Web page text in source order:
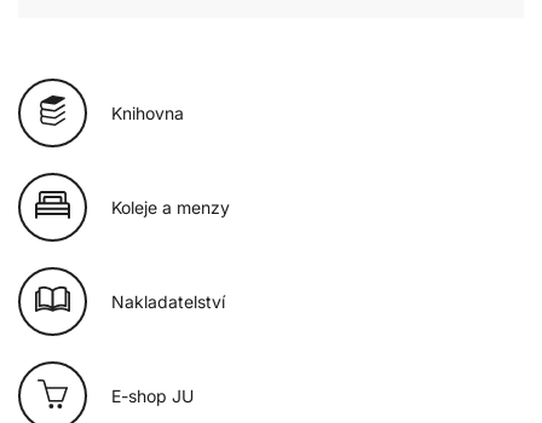
Knihovna
Koleje a menzy
Nakladatelství
E-shop JU